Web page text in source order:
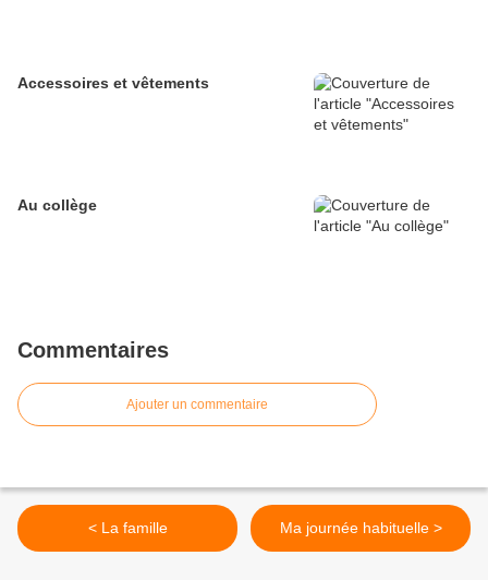
Accessoires et vêtements
Au collège
Commentaires
Ajouter un commentaire
< La famille Ma journée habituelle >